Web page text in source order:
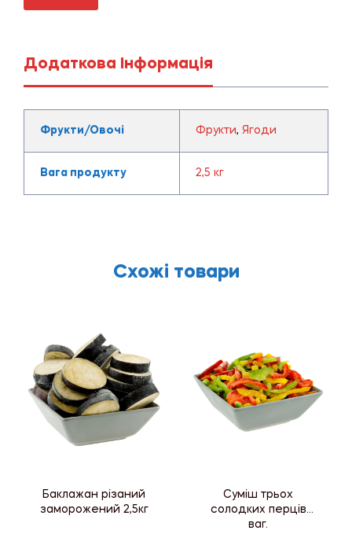
Додаткова Інформація
Фрукти/Овочі Фрукти, Ягоди
Вага продукту 2,5 кг
Схожі товари
Баклажан різаний
заморожений 2,5кг
Суміш трьох
солодких перців
ваг.